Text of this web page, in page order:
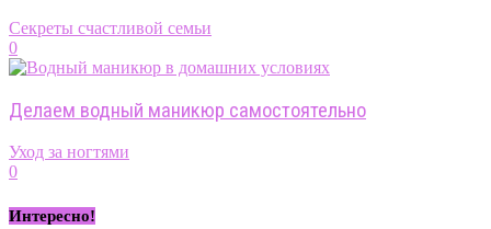
Секреты счастливой семьи
0
Делаем водный маникюр самостоятельно
Уход за ногтями
0
Интересно!